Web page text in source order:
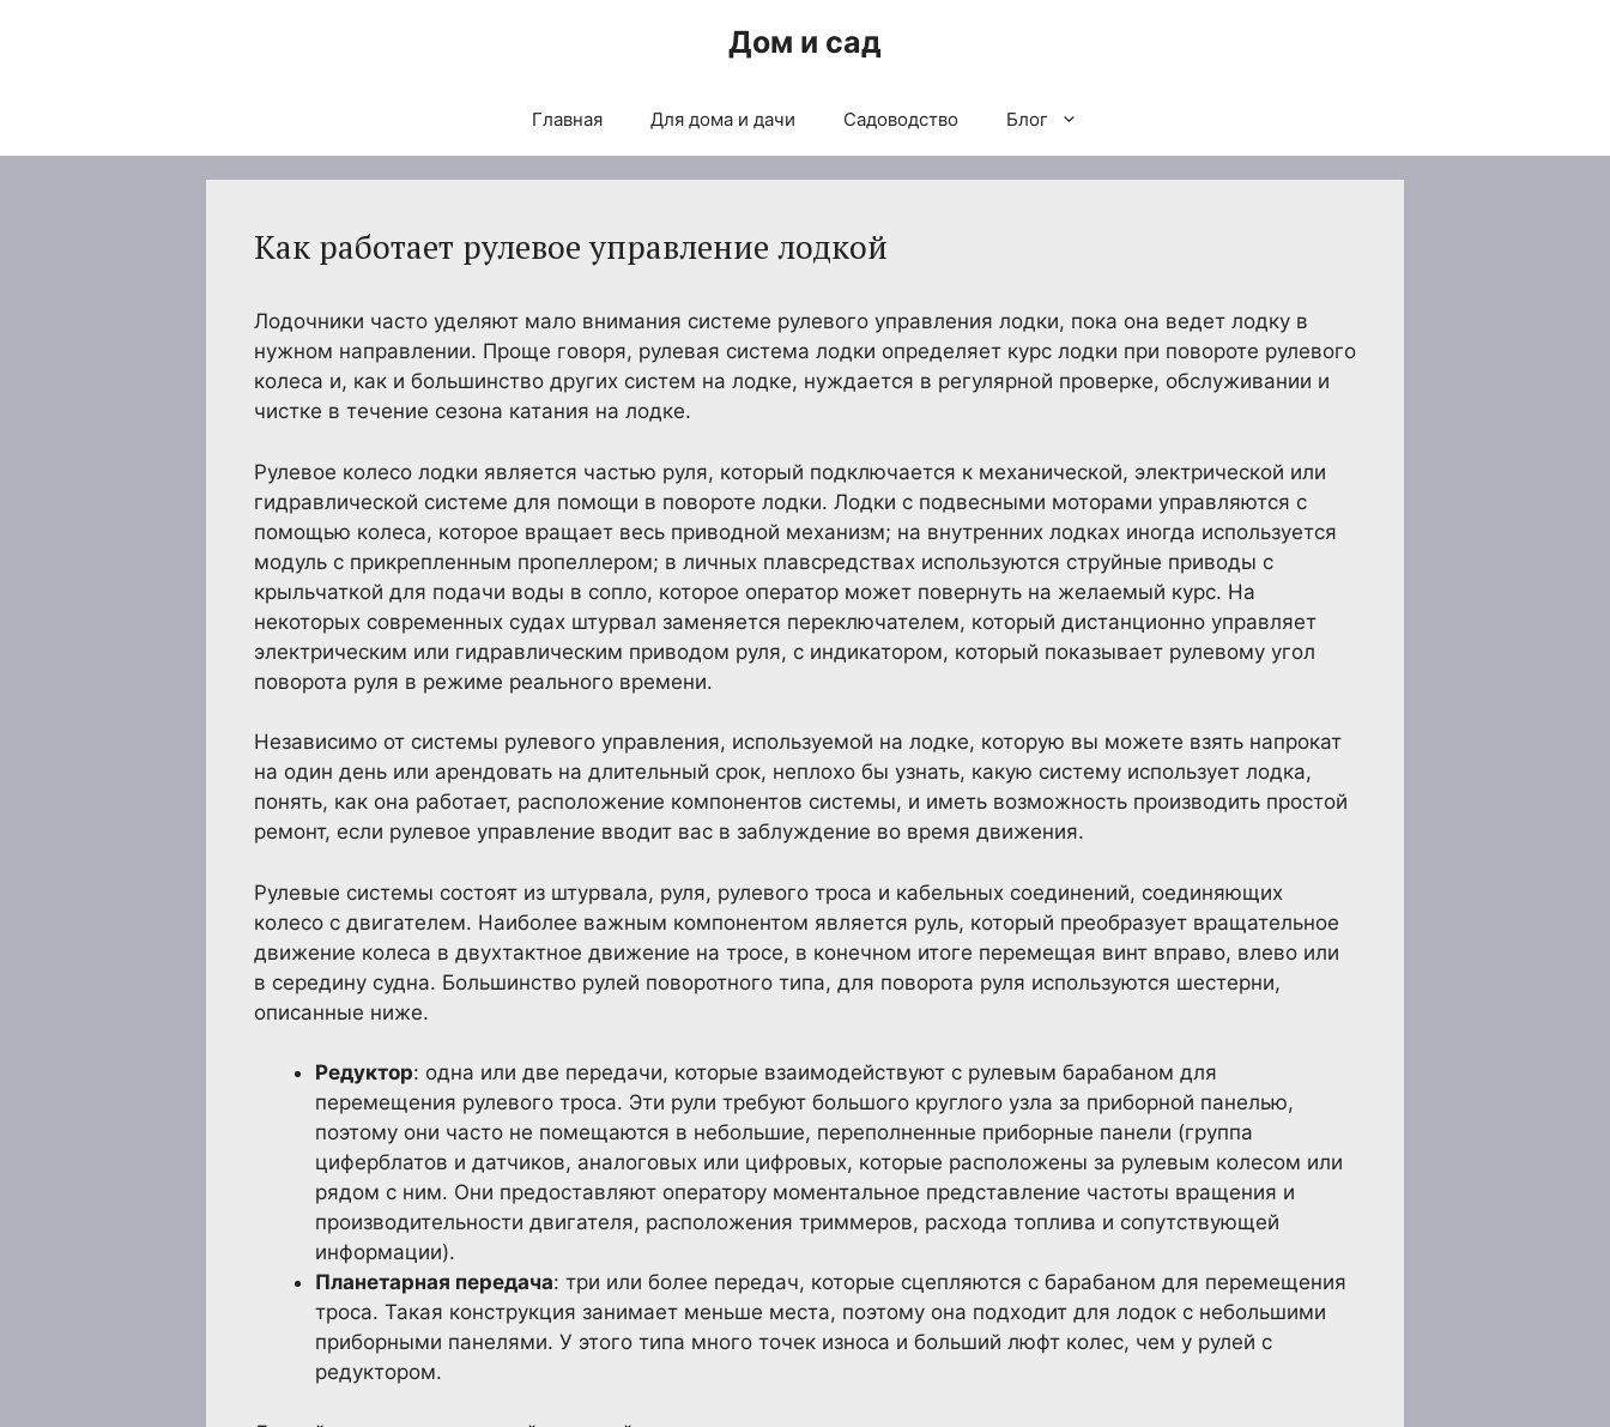
Дом и сад
Главная Для дома и дачи Садоводство Блог
Как работает рулевое управление лодкой
Лодочники часто уделяют мало внимания системе рулевого управления лодки, пока она ведет лодку в
нужном направлении. Проще говоря, рулевая система лодки определяет курс лодки при повороте рулевого
колеса и, как и большинство других систем на лодке, нуждается в регулярной проверке, обслуживании и
чистке в течение сезона катания на лодке.
Рулевое колесо лодки является частью руля, который подключается к механической, электрической или
гидравлической системе для помощи в повороте лодки. Лодки с подвесными моторами управляются с
помощью колеса, которое вращает весь приводной механизм; на внутренних лодках иногда используется
модуль с прикрепленным пропеллером; в личных плавсредствах используются струйные приводы с
крыльчаткой для подачи воды в сопло, которое оператор может повернуть на желаемый курс. На
некоторых современных судах штурвал заменяется переключателем, который дистанционно управляет
электрическим или гидравлическим приводом руля, с индикатором, который показывает рулевому угол
поворота руля в режиме реального времени.
Независимо от системы рулевого управления, используемой на лодке, которую вы можете взять напрокат
на один день или арендовать на длительный срок, неплохо бы узнать, какую систему использует лодка,
понять, как она работает, расположение компонентов системы, и иметь возможность производить простой
ремонт, если рулевое управление вводит вас в заблуждение во время движения.
Рулевые системы состоят из штурвала, руля, рулевого троса и кабельных соединений, соединяющих
колесо с двигателем. Наиболее важным компонентом является руль, который преобразует вращательное
движение колеса в двухтактное движение на тросе, в конечном итоге перемещая винт вправо, влево или
в середину судна. Большинство рулей поворотного типа, для поворота руля используются шестерни,
описанные ниже.
Редуктор: одна или две передачи, которые взаимодействуют с рулевым барабаном для
перемещения рулевого троса. Эти рули требуют большого круглого узла за приборной панелью,
поэтому они часто не помещаются в небольшие, переполненные приборные панели (группа
циферблатов и датчиков, аналоговых или цифровых, которые расположены за рулевым колесом или
рядом с ним. Они предоставляют оператору моментальное представление частоты вращения и
производительности двигателя, расположения триммеров, расхода топлива и сопутствующей
информации).
Планетарная передача: три или более передач, которые сцепляются с барабаном для перемещения
троса. Такая конструкция занимает меньше места, поэтому она подходит для лодок с небольшими
приборными панелями. У этого типа много точек износа и больший люфт колес, чем у рулей с
редуктором.